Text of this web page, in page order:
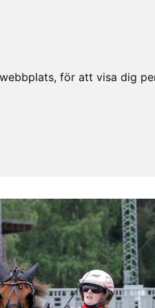
för att visa dig